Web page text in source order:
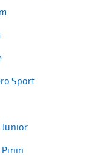
Sport
Junior
Pinin